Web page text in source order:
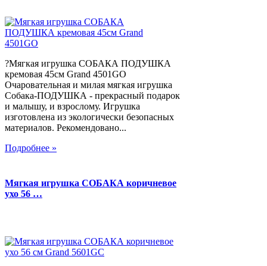
?Мягкая игрушка СОБАКА ПОДУШКА
кремовая 45см Grand 4501GO
Очаровательная и милая мягкая игрушка
Собака-ПОДУШКА - прекрасный подарок
и малышу, и взрослому. Игрушка
изготовлена из экологически безопасных
материалов. Рекомендовано...
Подробнее »
Мягкая игрушка СОБАКА коричневое
ухо 56 …